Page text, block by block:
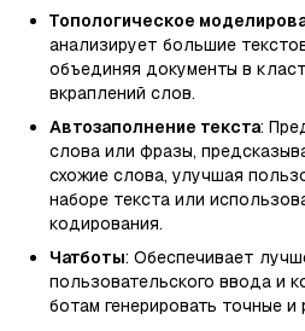
Топологическое
анализирует большие
объединяя документы в
вкраплений слов.
Автозаполнение текста:
слова или фразы,
схожие слова, улучшая
наборе текста или
кодирования.
Чатботы: Обеспечивает
пользовательского ввода и
ботам генерировать точные